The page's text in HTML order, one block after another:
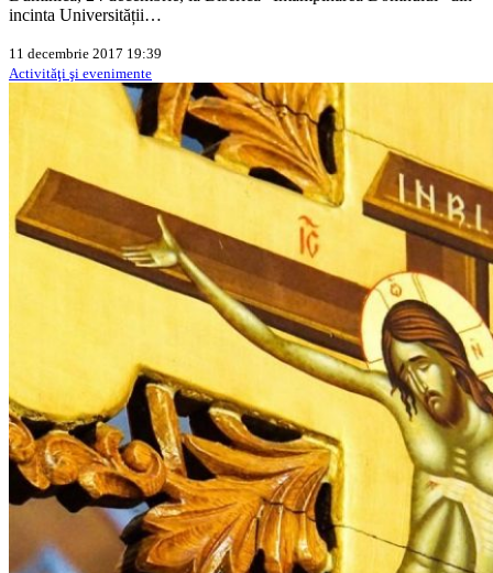
incinta Universității…
11 decembrie 2017 19:39
Activităţi şi evenimente